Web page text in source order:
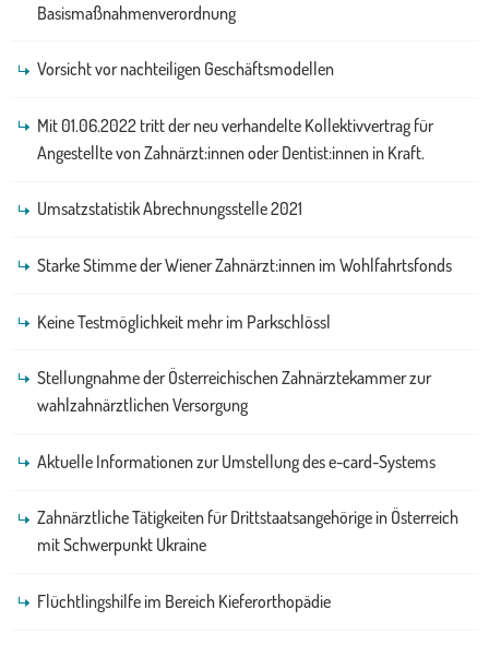
Basismaßnahmenverordnung
Vorsicht vor nachteiligen Geschäftsmodellen
Mit 01.06.2022 tritt der neu verhandelte Kollektivvertrag für
Angestellte von Zahnärzt:innen oder Dentist:innen in Kraft.
Umsatzstatistik Abrechnungsstelle 2021
Starke Stimme der Wiener Zahnärzt:innen im Wohlfahrtsfonds
Keine Testmöglichkeit mehr im Parkschlössl
Stellungnahme der Österreichischen Zahnärztekammer zur
wahlzahnärztlichen Versorgung
Aktuelle Informationen zur Umstellung des e-card-Systems
Zahnärztliche Tätigkeiten für Drittstaatsangehörige in Österreich
mit Schwerpunkt Ukraine
Flüchtlingshilfe im Bereich Kieferorthopädie